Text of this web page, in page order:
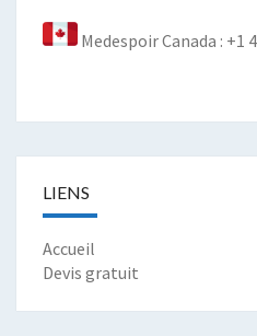
Medespoir Canada : +1
LIENS
Accueil
Devis gratuit